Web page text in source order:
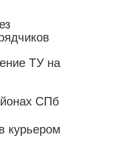
ТУ на
СПб
курьером